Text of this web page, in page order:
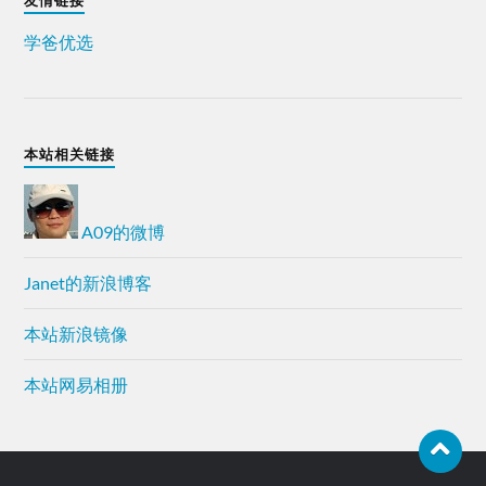
学爸优选
本站相关链接
A09的微博
Janet的新浪博客
本站新浪镜像
本站网易相册